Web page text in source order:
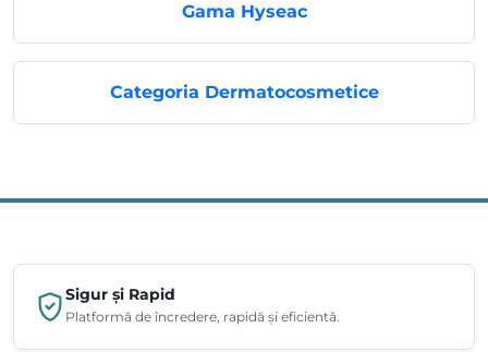
Gama Hyseac
Categoria Dermatocosmetice
Sigur și Rapid
Platformă de încredere, rapidă și eficientă.